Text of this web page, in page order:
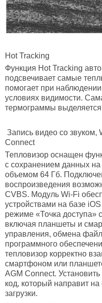
Hot Tracking
Функция Hot Tracking
подсвечивает самые
помогает при
условиях видимости.
термограммы
Запись видео со
Connect
Тепловизор оснащен
с сохранением данных
объемом 64 Гб.
воспроизведения
CVBS. Модуль Wi-Fi
устройствами на базе
режиме «Точка доступа»
включая планшеты и
управления, обмена
программного
тепловизор корректно
смартфоном или
AGM Connect.
код, который направит
загрузки.